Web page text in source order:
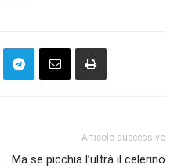
Articolo successivo
Ma se picchia l’ultrà il celerino